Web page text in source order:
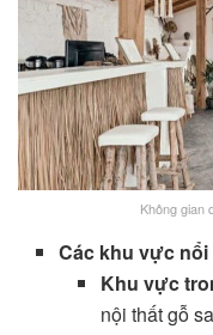
Không gian
Các khu vực nổi
Khu vực
nội thất gỗ